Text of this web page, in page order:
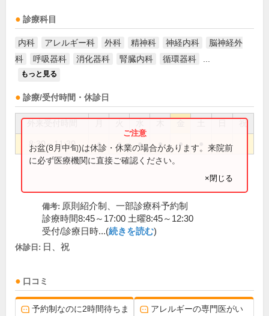
診療科目
内科 アレルギー科 外科 精神科 神経内科
脳神経外
科
呼吸器科 消化器科 腎臓内科 循環器科
もっと見る
診療/受付時間・休診日
祝
8:30～11:30 ● ● ● ● ●
お盆(8月中旬)は休診・休業の場合があります。来院前
に必ず医療機関に直接ご確認ください。
×閉じる
備考: 原則紹介制、一部診療科予約制
診療時間8:45～17:00 土曜8:45～12:30
受付/診療日時...(続きを読む)
休診日: 日、祝
口コミ
予約制なのに2時間待ちま
アレルギーの専門医がい